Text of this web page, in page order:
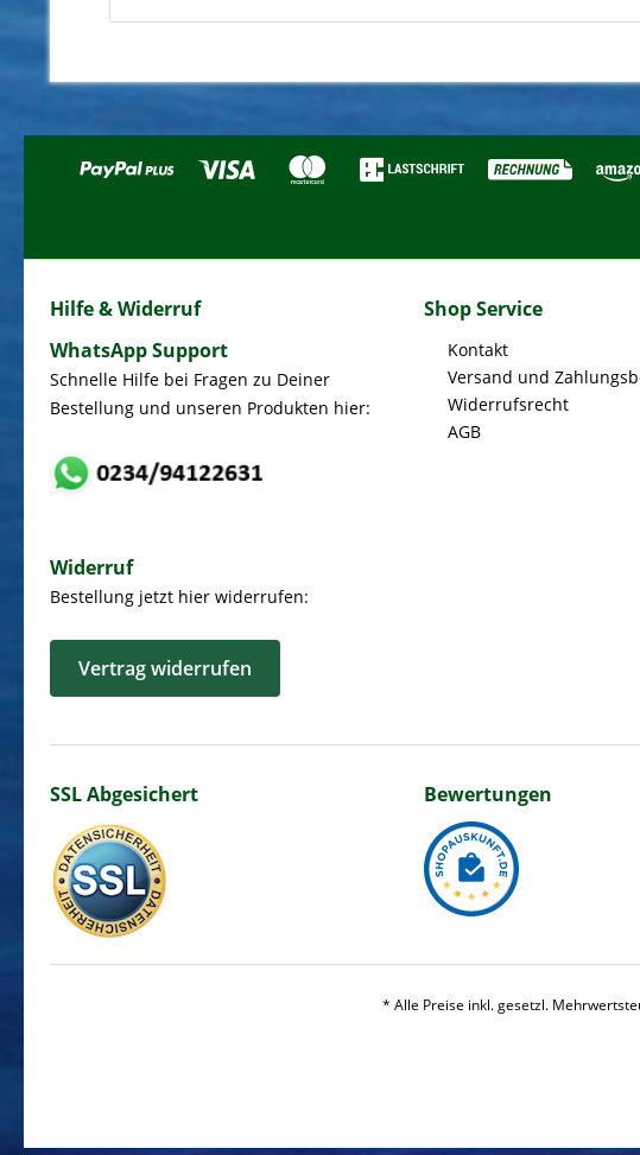
Hilfe & Widerruf
WhatsApp Support
Schnelle Hilfe bei Fragen zu Deiner
Bestellung und unseren Produkten hier:
Widerruf
Bestellung jetzt hier widerrufen:
Vertrag widerrufen
Shop Service
Kontakt
Versand und
Widerrufsrecht
AGB
SSL Abgesichert Bewertungen
* Alle Preise inkl. gesetzl.